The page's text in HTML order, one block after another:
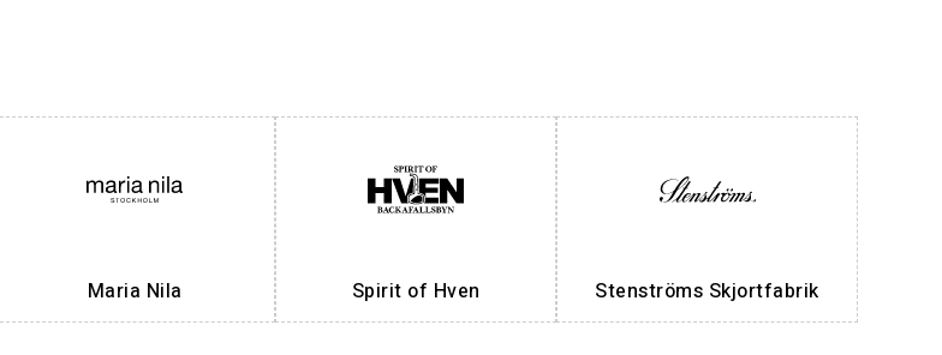
Maria Nila Spirit of Hven Stenströms Skjortfabrik